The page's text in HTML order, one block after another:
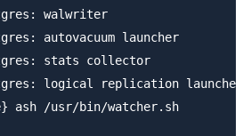
walwriter
autovacuum launcher
stats collector
logical replication
ash /usr/bin/watcher.sh